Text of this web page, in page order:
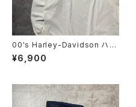
00's Harley-Davidson ハー
レーダビッドソン スカル セン
ター刺繍ロゴ ホワイト 白
¥6,900